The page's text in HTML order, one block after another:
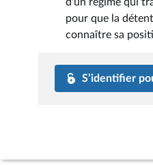
d'un régime qui
pour que la
connaître sa
S’identifier